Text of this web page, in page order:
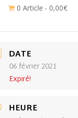
0 Article 0,00€
DATE
06 février 2021
Expiré!
HEURE